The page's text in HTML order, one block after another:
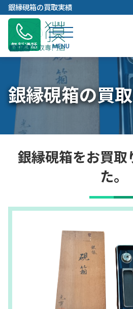
容
キ
ッ
プ
銀縁硯箱の買取実績
無料通話
銀縁硯箱の買
銀縁硯箱をお買取
た。